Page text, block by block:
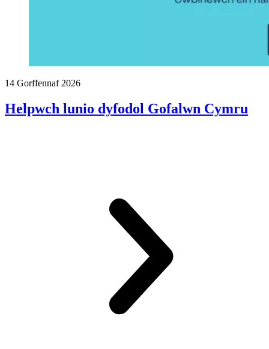
14 Gorffennaf 2026
Helpwch lunio dyfodol Gofalwn Cymru